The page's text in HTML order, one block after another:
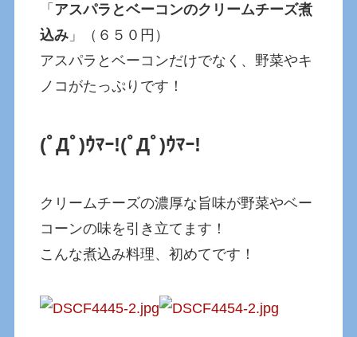
「 アスパラとベーコンのクリームチーズ煮
込み 」（６５０円）
アスパラとベーコンだけでなく、野菜やキ
ノコがたっぷりです！
(ﾟДﾟ)ｳﾏｰ!(ﾟДﾟ)ｳﾏｰ!
クリームチーズの濃厚な旨味が野菜やベー
コーンの味を引き立てます！
こんな煮込み料理、初めてです！